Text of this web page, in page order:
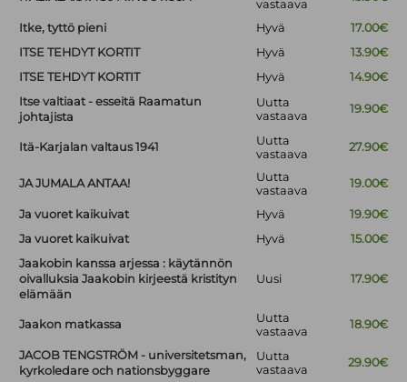
vastaava
Itke, tyttö pieni Hyvä
17.00€
ITSE TEHDYT KORTIT
Hyvä
13.90€
ITSE TEHDYT KORTIT
Hyvä
14.90€
Itse valtiaat - esseitä Raamatun
johtajista
Uutta
vastaava
19.90€
Itä-Karjalan valtaus 1941
Uutta
vastaava
27.90€
JA JUMALA ANTAA!
Uutta
vastaava
19.00€
Ja vuoret kaikuivat Hyvä
19.90€
Ja vuoret kaikuivat
Hyvä
15.00€
Jaakobin kanssa arjessa : käytännön
oivalluksia Jaakobin kirjeestä kristityn
elämään
Uusi 17.90€
Jaakon matkassa
Uutta
vastaava
18.90€
JACOB TENGSTRÖM - universitetsman,
kyrkoledare och nationsbyggare
Uutta
vastaava
29.90€